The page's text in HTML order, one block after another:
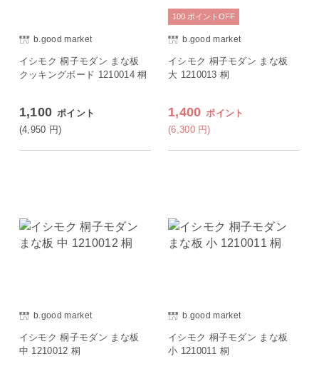
b.good market
イシモク 桐子モダン まな板
クッキングボード 1210014 桐
1,100 ポイント
(4,950 円)
b.good market
イシモク 桐子モダン まな板
大 1210013 桐
1,400 ポイント
(6,300 円)
100 ポイント OFF
b.good market
イシモク 桐子モダン まな板
中 1210012 桐
b.good market
イシモク 桐子モダン まな板
小 1210011 桐